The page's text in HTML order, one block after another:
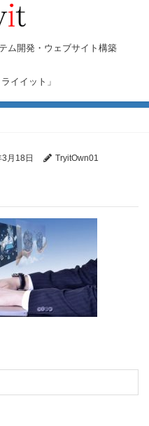
ム開発・ウェブサイト構築
イイット」
月18日 TryitOwn01